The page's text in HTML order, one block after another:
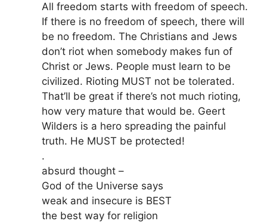
All freedom starts with freedom of speech.
If there is no freedom of speech, there will
be no freedom. The Christians and Jews
don’t riot when somebody makes fun of
Christ or Jews. People must learn to be
civilized. Rioting MUST not be tolerated.
That’ll be great if there’s not much rioting,
how very mature that would be. Geert
Wilders is a hero spreading the painful
truth. He MUST be protected!
.
absurd thought –
God of the Universe says
weak and insecure is BEST
the best way for religion